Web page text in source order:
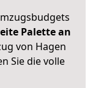
Palette an
von Hagen
Sie die volle